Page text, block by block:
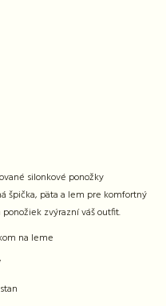
silonkové ponožky
špička, päta a lem pre komfortný
zvýrazní váš outfit.
na leme